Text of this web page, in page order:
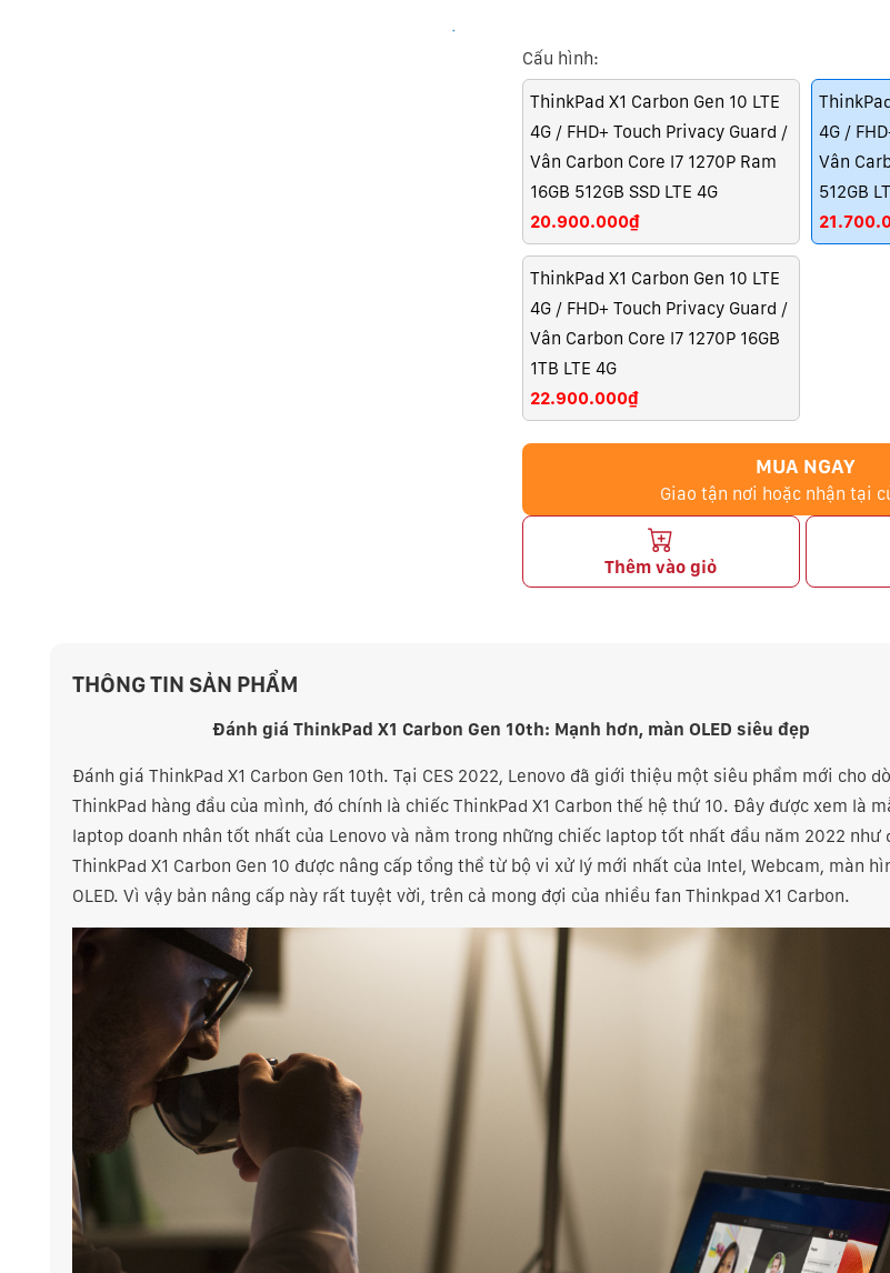
Cấu hình:
ThinkPad X1 Carbon Gen 10 LTE
4G / FHD+ Touch Privacy Guard /
Vân Carbon Core I7 1270P Ram
16GB 512GB SSD LTE 4G
20.900.000₫
4G /
Vân
512GB
ThinkPad X1 Carbon Gen 10 LTE
4G / FHD+ Touch Privacy Guard /
Vân Carbon Core I7 1270P 16GB
1TB LTE 4G
22.900.000₫
MUA NGAY
Giao tận nơi hoặc nhận tại
Thêm vào giỏ
THÔNG TIN SẢN PHẨM
Đánh giá ThinkPad X1 Carbon Gen 10th: Mạnh hơn, màn OLED siêu đẹp
Đánh giá ThinkPad X1 Carbon Gen 10th. Tại CES 2022, Lenovo đã giới thiệu một siêu phẩm mới cho
ThinkPad hàng đầu của mình, đó chính là chiếc ThinkPad X1 Carbon thế hệ thứ 10. Đây được xem là
laptop doanh nhân tốt nhất của Lenovo và nằm trong những chiếc laptop tốt nhất đầu năm 2022 như
ThinkPad X1 Carbon Gen 10 được nâng cấp tổng thể từ bộ vi xử lý mới nhất của Intel, Webcam, màn
OLED. Vì vậy bản nâng cấp này rất tuyệt vời, trên cả mong đợi của nhiều fan Thinkpad X1 Carbon.